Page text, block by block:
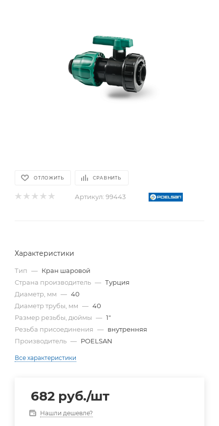
ОТЛОЖИТЬ СРАВНИТЬ
Артикул: 99443
Характеристики
Тип — Кран шаровой
Страна производитель — Турция
Диаметр, мм — 40
Диаметр трубы, мм — 40
Размер резьбы, дюймы — 1"
Резьба присоединения — внутренняя
Производитель — POELSAN
Все характеристики
682 руб./шт
Нашли дешевле?